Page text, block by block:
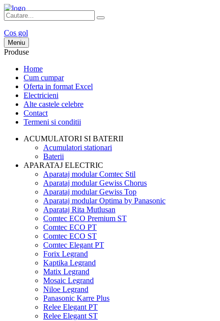
Cos gol
Meniu
Produse
Home
Cum cumpar
Oferta in format Excel
Electricieni
Alte castele celebre
Contact
Termeni si conditii
ACUMULATORI SI BATERII
Acumulatori stationari
Baterii
APARATAJ ELECTRIC
Aparataj modular Comtec Stil
Aparataj modular Gewiss Chorus
Aparataj modular Gewiss Top
Aparataj modular Optima by Panasonic
Aparataj Rita Mutlusan
Comtec ECO Premium ST
Comtec ECO PT
Comtec ECO ST
Comtec Elegant PT
Forix Legrand
Kaptika Legrand
Matix Legrand
Mosaic Legrand
Niloe Legrand
Panasonic Karre Plus
Relee Elegant PT
Relee Elegant ST